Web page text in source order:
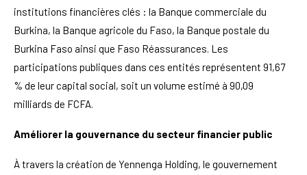
institutions financières clés : la Banque commerciale du
Burkina, la Banque agricole du Faso, la Banque postale du
Burkina Faso ainsi que Faso Réassurances. Les
participations publiques dans ces entités représentent 91,67
% de leur capital social, soit un volume estimé à 90,09
milliards de FCFA.
Améliorer la gouvernance du secteur financier public
À travers la création de Yennenga Holding, le gouvernement